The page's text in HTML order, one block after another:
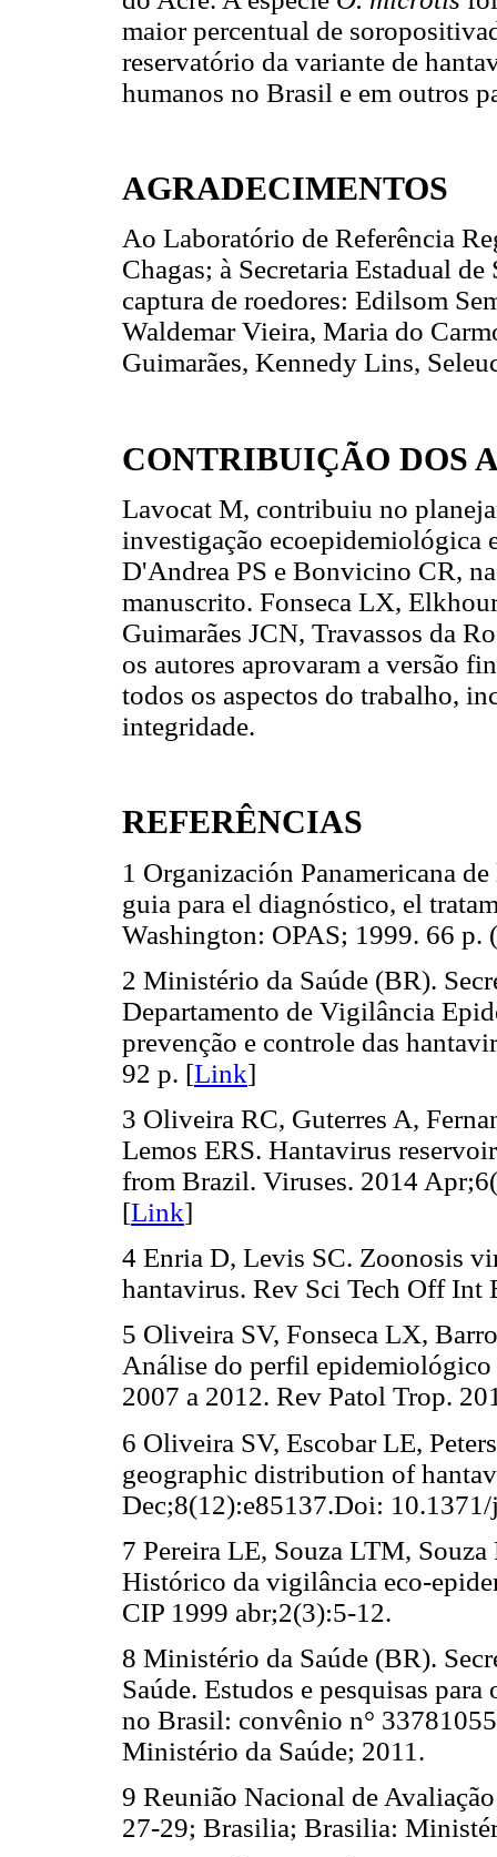
maior percentual de
reservatório da variante de
humanos no Brasil e em outros
AGRADECIMENTOS
Ao Laboratório de Referência
Chagas; à Secretaria Estadual
captura de roedores: Edilsom
Waldemar Vieira, Maria do
Guimarães, Kennedy Lins,
CONTRIBUIÇÃO DOS
Lavocat M, contribuiu no
investigação ecoepidemiológica
D'Andrea PS e Bonvicino CR,
manuscrito. Fonseca LX,
Guimarães JCN, Travassos da
os autores aprovaram a versão
todos os aspectos do trabalho,
integridade.
REFERÊNCIAS
1 Organización Panamericana
guia para el diagnóstico, el
Washington: OPAS; 1999. 66 p.
2 Ministério da Saúde (BR).
Departamento de Vigilância
prevenção e controle das
92 p. [Link]
3 Oliveira RC, Guterres A,
Lemos ERS. Hantavirus
from Brazil. Viruses. 2014
[Link]
4 Enria D, Levis SC. Zoonosis
hantavirus. Rev Sci Tech Off
5 Oliveira SV, Fonseca LX,
Análise do perfil
2007 a 2012. Rev Patol Trop.
6 Oliveira SV, Escobar LE,
geographic distribution of
Dec;8(12):e85137.Doi:
7 Pereira LE, Souza LTM,
Histórico da vigilância eco-
CIP 1999 abr;2(3):5-12.
8 Ministério da Saúde (BR).
Saúde. Estudos e pesquisas
no Brasil: convênio n°
Ministério da Saúde; 2011.
9 Reunião Nacional de
27-29; Brasilia; Brasilia: